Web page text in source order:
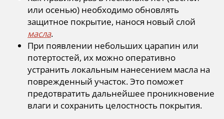
или осенью) необходимо обновлять
защитное покрытие, нанося новый слой
масла.
При появлении небольших царапин или
потертостей, их можно оперативно
устранить локальным нанесением масла на
поврежденный участок. Это поможет
предотвратить дальнейшее проникновение
влаги и сохранить целостность покрытия.